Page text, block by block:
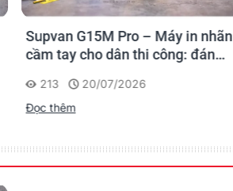
Supvan G15M Pro – Máy in nhãn
cầm tay cho dân thi công: đánh
công trình
213
20/07/2026
Đọc thêm